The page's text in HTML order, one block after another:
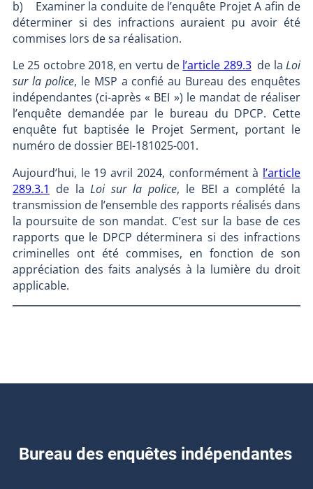
b) Examiner la conduite de l’enquête Projet A afin de
déterminer si des infractions auraient pu avoir été
commises lors de sa réalisation.
Le 25 octobre 2018, en vertu de l’article 289.3de laLoi
sur la police, le MSP a confié au Bureau des enquêtes
indépendantes (ci-après « BEI ») le mandat de réaliser
l’enquête demandée par le bureau du DPCP. Cette
enquête fut baptisée le Projet Serment, portant le
numéro de dossier BEI-181025-001.
Aujourd’hui, le 19 avril 2024, conformément à l’article
289.3.1 de laLoi sur la police, le BEI a complété la
transmission de l’ensemble des rapports réalisés dans
la poursuite de son mandat. C’est sur la base de ces
rapports que le DPCP déterminera si des infractions
criminelles ont été commises, en fonction de son
appréciation des faits analysés à la lumière du droit
applicable.
Bureau des enquêtes indépendantes